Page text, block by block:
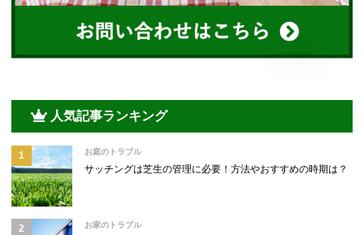
人気記事ランキング
お庭のトラブル
サッチングは芝生の管理に必要！方法やおすすめの時期は？
お家のトラブル